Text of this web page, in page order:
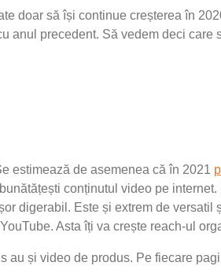
doar să își continue creșterea în
anul precedent. Să vedem deci
estimează de asemenea că în 2021
conținutul video pe
digerabil. Este și extrem de
Asta îți va crește reach-ul
și video de produs. Pe fiecare